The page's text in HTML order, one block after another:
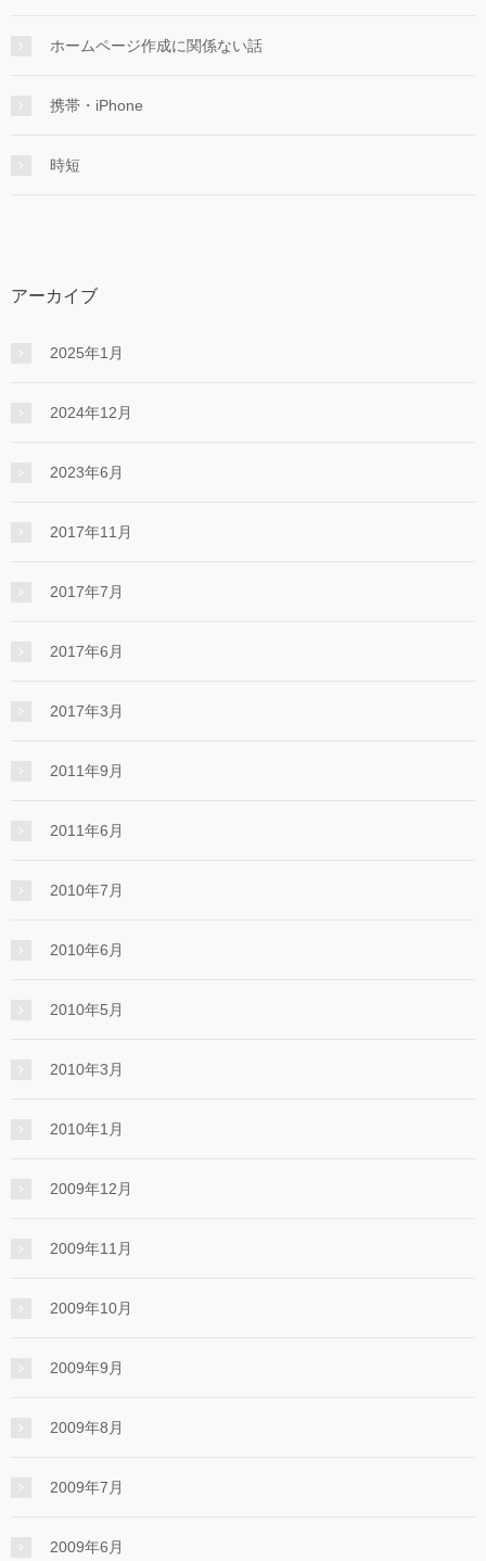
ホームページ作成に関係ない話
携帯・iPhone
時短
アーカイブ
2025年1月
2024年12月
2023年6月
2017年11月
2017年7月
2017年6月
2017年3月
2011年9月
2011年6月
2010年7月
2010年6月
2010年5月
2010年3月
2010年1月
2009年12月
2009年11月
2009年10月
2009年9月
2009年8月
2009年7月
2009年6月